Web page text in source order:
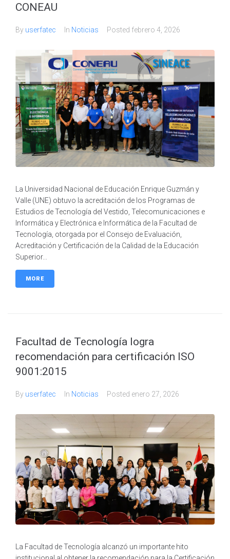
CONEAU
By userfatec In Noticias Posted febrero 4, 2026
La Universidad Nacional de Educación Enrique Guzmán y
Valle (UNE) obtuvo la acreditación de los Programas de
Estudios de Tecnología del Vestido, Telecomunicaciones e
Informática y Electrónica e Informática de la Facultad de
Tecnología, otorgada por el Consejo de Evaluación,
Acreditación y Certificación de la Calidad de la Educación
Superior...
MORE
Facultad de Tecnología logra
recomendación para certificación ISO
9001:2015
By userfatec In Noticias Posted enero 27, 2026
La Facultad de Tecnología alcanzó un importante hito